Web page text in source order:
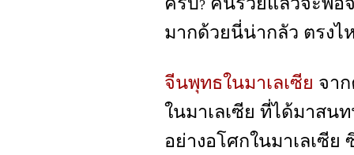
?
มากด้วยนี่น่ากลัว ตรงไ
จีนพุทธในมาเลเซีย จา
ในมาเลเซีย ที่ได้มาส
อย่างอโศกในมาเลเซี